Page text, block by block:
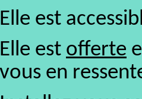
Elle est
Elle est offerte
vous en